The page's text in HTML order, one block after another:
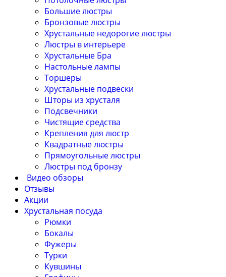
Большие люстры
Бронзовые люстры
Хрустальные недорогие люстры
Люстры в интерьере
Хрустальные Бра
Настольные лампы
Торшеры
Хрустальные подвески
Шторы из хрусталя
Подсвечники
Чистящие средства
Крепления для люстр
Квадратные люстры
Прямоугольные люстры
Люстры под бронзу
Видео обзоры
Отзывы
Акции
Хрустальная посуда
Рюмки
Бокалы
Фужеры
Турки
Кувшины